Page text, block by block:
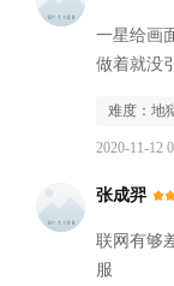
一星给画
做着就没
难度： 地
2020-11-12
张成羿
联网有够
服